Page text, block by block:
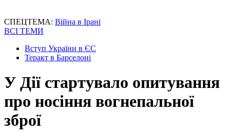
СПЕЦТЕМА: Війна в Ірані
ВСІ ТЕМИ
Вступ України в ЄС
Теракт в Барселоні
У Дії стартувало опитування
про носіння вогнепальної
зброї